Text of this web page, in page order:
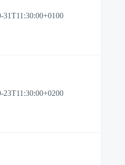
31T11:30:00+0100
23T11:30:00+0200